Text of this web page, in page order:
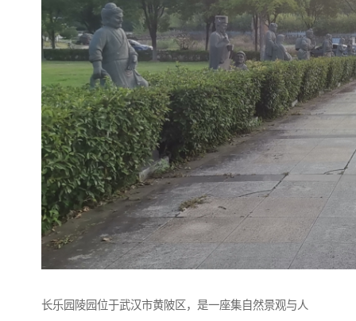
长乐园陵园位于武汉市黄陂区，是一座集自然景观与人